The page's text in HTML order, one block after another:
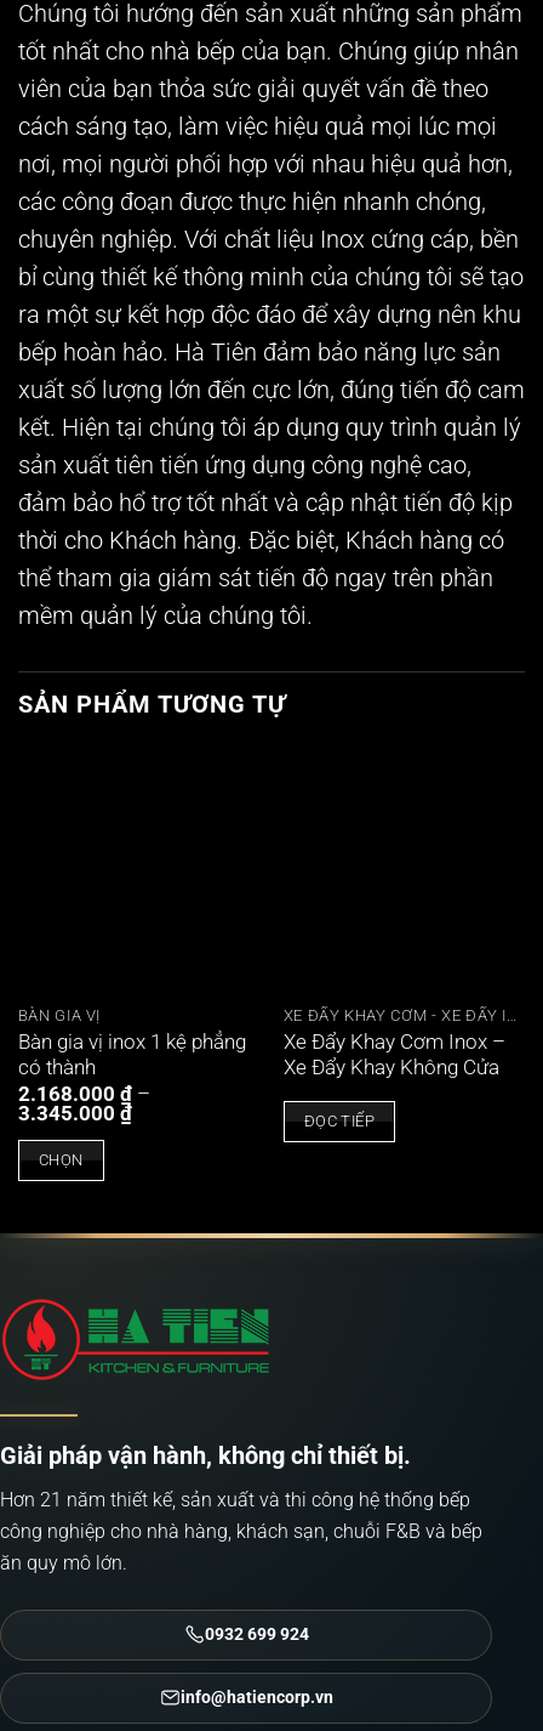
Chúng tôi hướng đến sản xuất những sản phẩm
tốt nhất cho nhà bếp của bạn. Chúng giúp nhân
viên của bạn thỏa sức giải quyết vấn đề theo
cách sáng tạo, làm việc hiệu quả mọi lúc mọi
nơi, mọi người phối hợp với nhau hiệu quả hơn,
các công đoạn được thực hiện nhanh chóng,
chuyên nghiệp. Với chất liệu Inox cứng cáp, bền
bỉ cùng thiết kế thông minh của chúng tôi sẽ tạo
ra một sự kết hợp độc đáo để xây dựng nên khu
bếp hoàn hảo. Hà Tiên đảm bảo năng lực sản
xuất số lượng lớn đến cực lớn, đúng tiến độ cam
kết. Hiện tại chúng tôi áp dụng quy trình quản lý
sản xuất tiên tiến ứng dụng công nghệ cao,
đảm bảo hổ trợ tốt nhất và cập nhật tiến độ kịp
thời cho Khách hàng. Đặc biệt, Khách hàng có
thể tham gia giám sát tiến độ ngay trên phần
mềm quản lý của chúng tôi.
SẢN PHẨM TƯƠNG TỰ
BÀN GIA VỊ
Bàn gia vị inox 1 kệ phẳng
có thành
2.168.000 ₫ –
3.345.000 ₫Khoảng
giá:
CHỌN
nhiều
biến
thể.
Các
tùy
có
thể
được
chọn
trang
XE ĐẨY KHAY CƠM - XE ĐẨY INOX CAO CẤP
Xe Đẩy Khay Cơm Inox –
Xe Đẩy Khay Không Cửa
ĐỌC TIẾP
Giải pháp vận hành, không chỉ thiết bị.
Hơn 21 năm thiết kế, sản xuất và thi công hệ thống bếp
công nghiệp cho nhà hàng, khách sạn, chuỗi F&B và bếp
ăn quy mô lớn.
0932 699 924
info@hatiencorp.vn